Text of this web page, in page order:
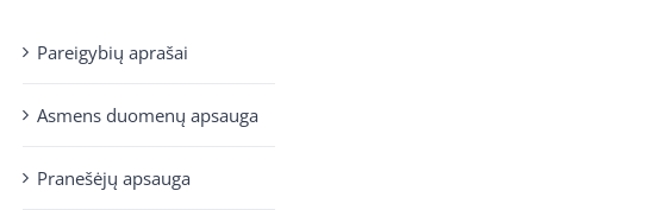
Pareigybių aprašai
Asmens duomenų apsauga
Pranešėjų apsauga